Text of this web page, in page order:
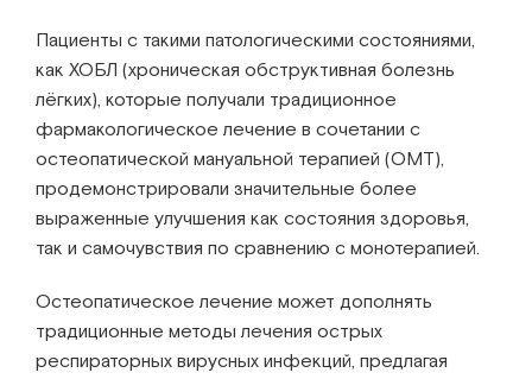
Пациенты с такими патологическими состояниями,
как ХОБЛ (хроническая обструктивная болезнь
лёгких), которые получали традиционное
фармакологическое лечение в сочетании с
остеопатической мануальной терапией (OMT),
продемонстрировали значительные более
выраженные улучшения как состояния здоровья,
так и самочувствия по сравнению с монотерапией.
Остеопатическое лечение может дополнять
традиционные методы лечения острых
респираторных вирусных инфекций, предлагая